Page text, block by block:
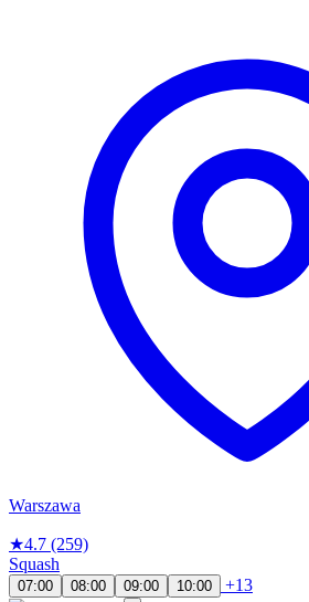
Warszawa
★4.7 (259)
Squash
07:00 08:00 09:00 10:00
+13